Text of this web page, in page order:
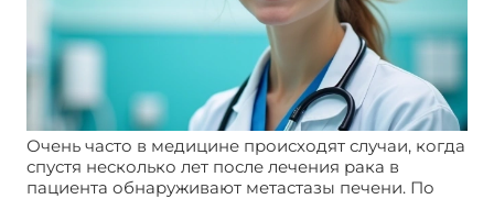
Очень часто в медицине происходят случаи, когда
спустя несколько лет после лечения рака в
пациента обнаруживают метастазы печени. По